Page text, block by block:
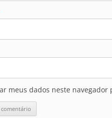
meus dados neste